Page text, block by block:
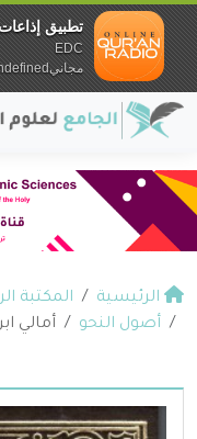
الرئيسية المكتبة
أصول النحو
أمالي
تطبيق
EDC
مجانيundefined